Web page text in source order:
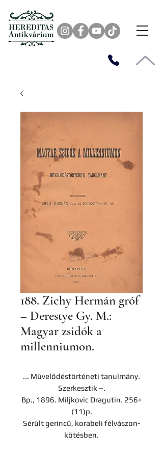
188. Zichy Hermán gróf
– Derestye Gy. M.:
Magyar zsidók a
millenniumon.
... Művelődéstörténeti tanulmány.
Szerkesztik ~.
Bp., 1896. Miljkovic Dragutin. 256+
(11)p.
Sérült gerincű, korabeli félvászon-
kötésben.